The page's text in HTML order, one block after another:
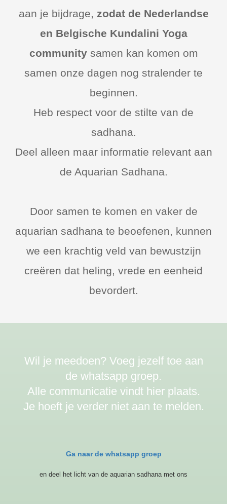
aan je bijdrage, zodat de Nederlandse
en Belgische Kundalini Yoga
communitysamen kan komen om
samen onze dagen nog stralender te
beginnen.
Heb respect voor de stilte van de
sadhana.
Deel alleen maar informatie relevant aan
de Aquarian Sadhana.
Door samen te komen en vaker de
aquarian sadhana te beoefenen, kunnen
we een krachtig veld van bewustzijn
creëren dat heling, vrede en eenheid
bevordert.
Wil je meedoen? Voeg jezelf toe aan
de whatsapp groep.
Alle communicatie vindt hier plaats.
Je hoeft je verder niet aan te melden.
Ga naar de whatsapp groep
en deel het licht van de aquarian sadhana met ons